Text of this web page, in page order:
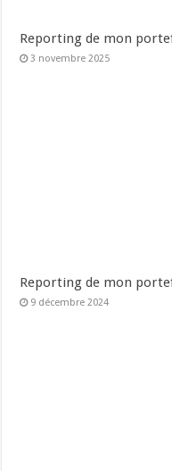
Reporting de mon
3 novembre 2025
Reporting de mon
9 décembre 2024